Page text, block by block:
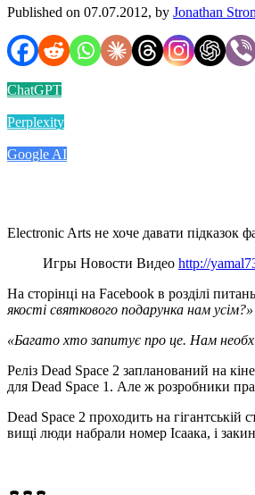
Published on 07.07.2012, by Jonathan
ChatGPT
Perplexity
Google AI
Electronic Arts не хоче давати підказок
Игры Новости Видео http://
На сторінці на Facebook в розділі
якості святкового подарунка нам усім?»
«Багато хто запитує про це. Нам
Реліз Dead Space 2 запланований на
для Dead Space 1. Але ж розробники
Dead Space 2 проходить на
вищі люди набрали номер Ісаака, і